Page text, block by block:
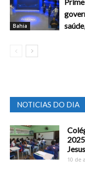
Bahia
NOTICIAS DO DIA
10 de